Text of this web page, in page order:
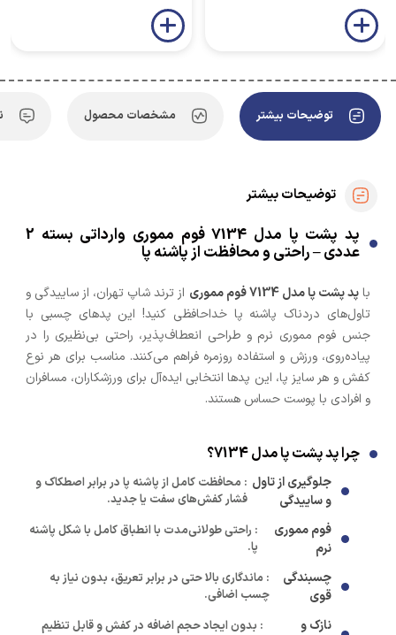
توضیحات بیشتر مشخصات محصول
توضیحات بیشتر
پد پشت پا مدل 7134 فوم مموری وارداتی بسته 2
عددی – راحتی و محافظت از پاشنه پا
باپد پشت پا مدل 7134 فوم مموری
از ترند شاپ تهران، از ساییدگی و
تاول‌های دردناک پاشنه پا خداحافظی کنید! این پدهای چسبی با
جنس فوم مموری نرم و طراحی انعطاف‌پذیر، راحتی بی‌نظیری را در
پیاده‌روی، ورزش و استفاده روزمره فراهم می‌کنند. مناسب برای هر نوع
کفش و هر سایز پا، این پدها انتخابی ایده‌آل برای ورزشکاران، مسافران
و افرادی با پوست حساس هستند.
چرا پد پشت پا مدل 7134؟
جلوگیری از تاول
و ساییدگی
: محافظت کامل از پاشنه پا در برابر اصطکاک و
فشار کفش‌های سفت یا جدید.
فوم مموری
نرم
: راحتی طولانی‌مدت با انطباق کامل با شکل پاشنه
پا.
چسبندگی
قوی
: ماندگاری بالا حتی در برابر تعریق، بدون نیاز به
چسب اضافی.
نازک و
: بدون ایجاد حجم اضافه در کفش و قابل تنظیم